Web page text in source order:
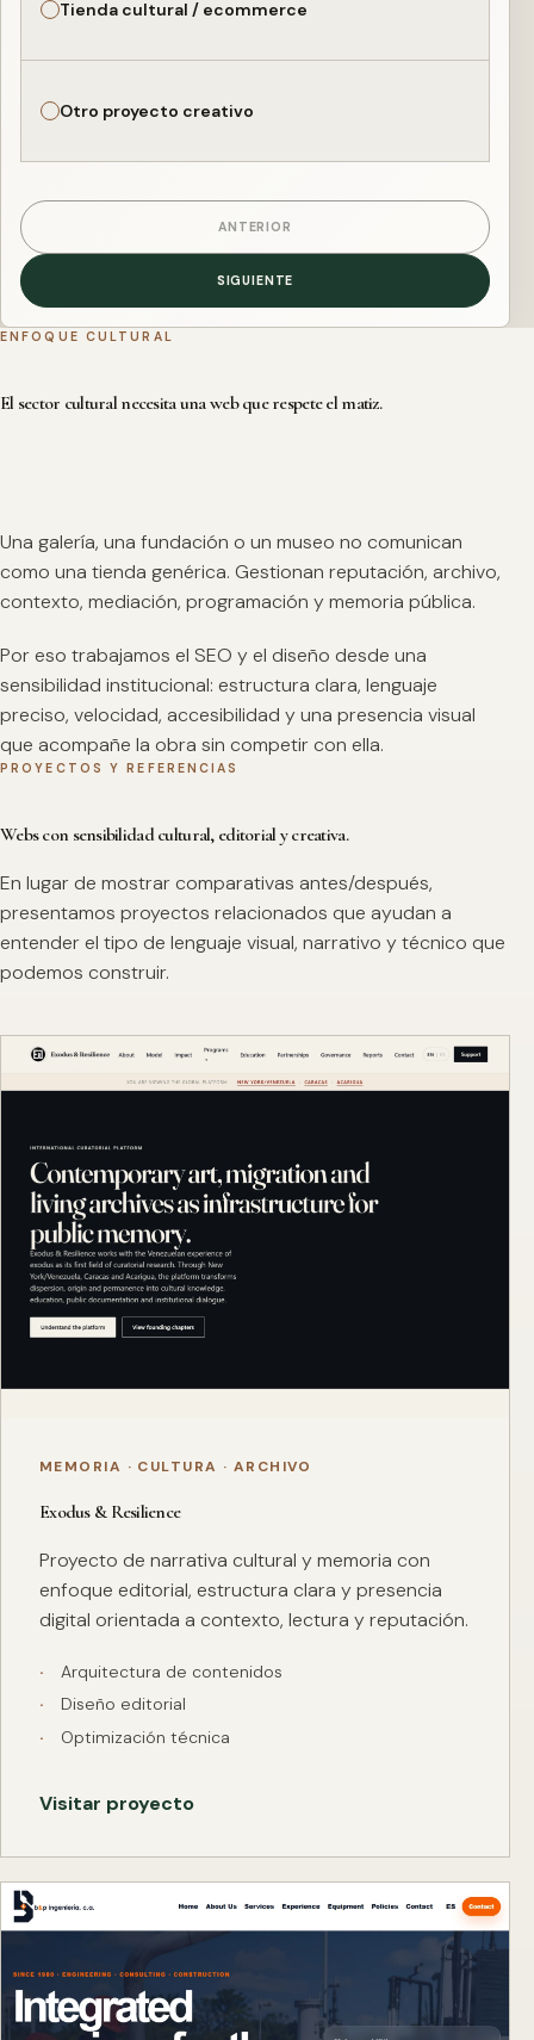
Tienda cultural / ecommerce
Otro proyecto creativo
ANTERIOR
SIGUIENTE
ENFOQUE CULTURAL
El sector cultural necesita una web que respete el matiz.
Una galería, una fundación o un museo no comunican
como una tienda genérica. Gestionan reputación, archivo,
contexto, mediación, programación y memoria pública.
Por eso trabajamos el SEO y el diseño desde una
sensibilidad institucional: estructura clara, lenguaje
preciso, velocidad, accesibilidad y una presencia visual
que acompañe la obra sin competir con ella.
PROYECTOS Y REFERENCIAS
Webs con sensibilidad cultural, editorial y creativa.
En lugar de mostrar comparativas antes/después,
presentamos proyectos relacionados que ayudan a
entender el tipo de lenguaje visual, narrativo y técnico que
podemos construir.
MEMORIA · CULTURA · ARCHIVO
Exodus & Resilience
Proyecto de narrativa cultural y memoria con
enfoque editorial, estructura clara y presencia
digital orientada a contexto, lectura y reputación.
Arquitectura de contenidos
Diseño editorial
Optimización técnica
Visitar proyecto